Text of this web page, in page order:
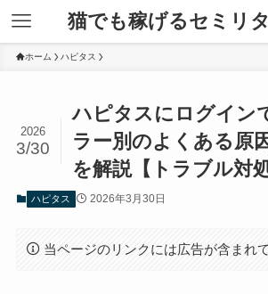
猫でも稼げるセミリ
ホーム ハピタス
ハピタスにログイン
ラー別のよくある原
を解説【トラブル対処
2026
3/30
ハピタス 2026年3月30日
当ページのリンクには広告が含まれ